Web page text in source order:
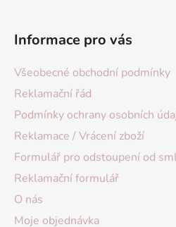
Informace pro vás
Všeobecné obchodní podmínky
Reklamační řád
Podmínky ochrany osobních
Reklamace / Vrácení zboží
Formulář pro odstoupení od
Reklamační formulář
O nás
Moje objednávka